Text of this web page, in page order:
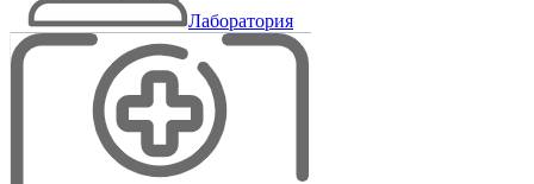
Лаборатория